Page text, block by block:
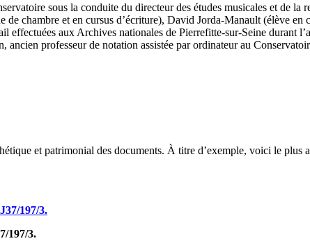
sous la conduite du directeur des études musicales et de la
chambre et en cursus d’écriture), David Jorda-Manault (élève en
effectuées aux Archives nationales de Pierrefitte-sur-Seine durant
professeur de notation assistée par ordinateur au
et patrimonial des documents. À titre d’exemple, voici le plus
197/3.